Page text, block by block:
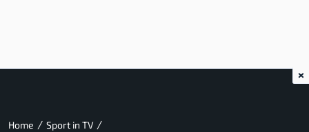
Home / Sport in TV /
×